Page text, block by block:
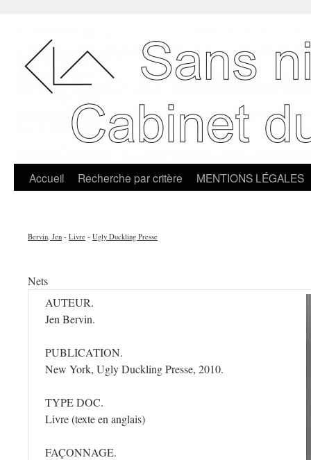
Accueil Recherche par critère MENTIONS LÉGALES
Bervin, Jen - Livre - Ugly Duckling Presse
Nets
AUTEUR.
Jen Bervin.
PUBLICATION.
New York, Ugly Duckling Presse, 2010.
TYPE DOC.
Livre (texte en anglais)
FAÇONNAGE.